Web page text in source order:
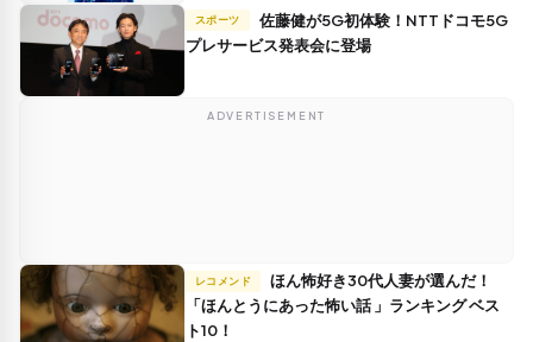
スポーツ
プレサービス発表会に登場
ADVERTISEMENT
レコメンド
ほん怖好き30代人妻が選んだ！
「ほんとうにあった怖い話 」ランキング ベス
ト10！